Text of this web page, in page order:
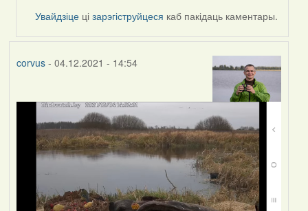
Увайдзіце цізарэгіструйцеся каб пакідаць каментары.
corvus- 04.12.2021 - 14:54